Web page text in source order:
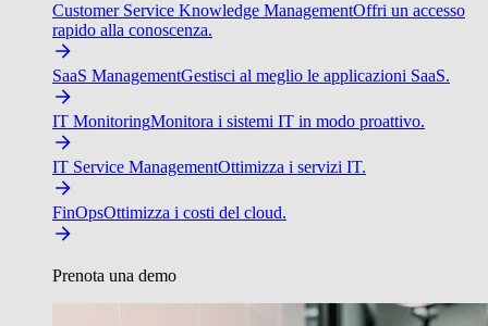
Customer Service Knowledge ManagementOffri un accesso
rapido alla conoscenza.
SaaS ManagementGestisci al meglio le applicazioni SaaS.
IT MonitoringMonitora i sistemi IT in modo proattivo.
IT Service ManagementOttimizza i servizi IT.
FinOpsOttimizza i costi del cloud.
Prenota una demo